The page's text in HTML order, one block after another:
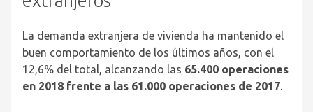
La demanda extranjera de vivienda ha mantenido el
buen comportamiento de los últimos años, con el
12,6% del total, alcanzando las 65.400 operaciones
en 2018 frente a las 61.000 operaciones de 2017.